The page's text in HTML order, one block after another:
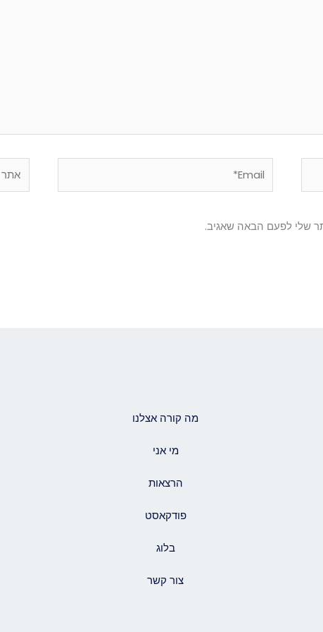
שלי לפעם הבאה שאגיב.
מה קורה אצלנו
מי אני
הרצאות
פודקאסט
בלוג
צור קשר